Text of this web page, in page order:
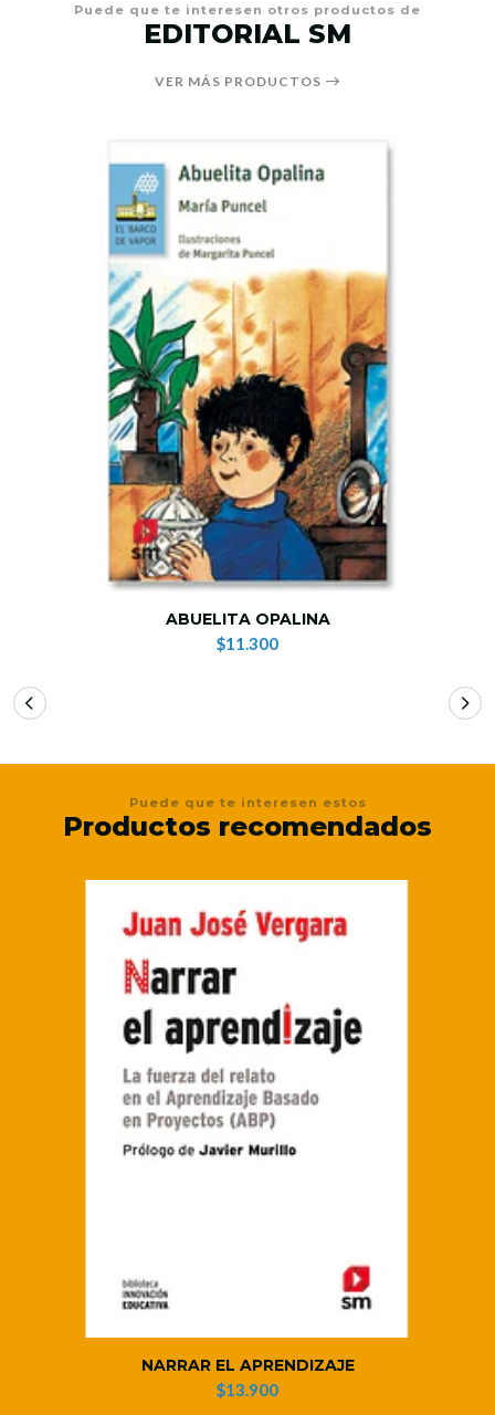
Puede que te interesen otros productos de
EDITORIAL SM
VER MÁS PRODUCTOS
ABUELITA OPALINA
$11.300
Puede que te interesen estos
Productos recomendados
NARRAR EL APRENDIZAJE
$13.900